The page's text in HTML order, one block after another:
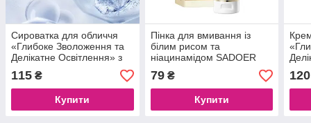
Сироватка для обличчя
«Глибоке Зволоження та
Делікатне Освітлення» з
рисом та ніацинамідом
15% SADOER White Rice
Nicotinamide,50мл
115 ₴
Купити
Пінка для вмивання із
білим рисом та
ніацинамідом SADOER
White Rice Nicotinamide,
100 g
79₴
Купити
120